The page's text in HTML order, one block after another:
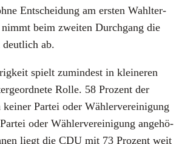
Ent­schei­dung am ers­ten Wahl­ter­
beim zwei­ten Durch­gang die
ab.
spielt zumin­dest in klei­ne­ren
Rol­le. 58 Pro­zent der
kei­ner Par­tei oder Wäh­ler­ver­ei­ni­gung
oder Wäh­ler­ver­ei­ni­gung ange­hö­
liegt die CDU mit 73 Pro­zent weit